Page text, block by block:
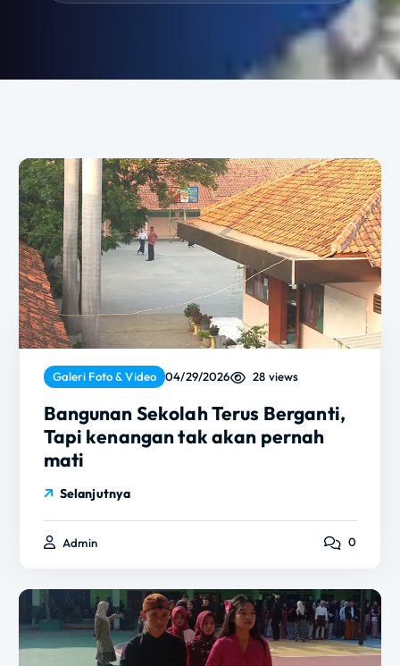
Galeri Foto & Video 04/29/2026 28 views
Bangunan Sekolah Terus Berganti,
Tapi kenangan tak akan pernah
mati
Selanjutnya
Admin 0